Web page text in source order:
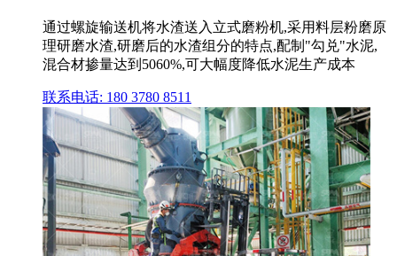
通过螺旋输送机将水渣送入立式磨粉机,采用料层粉磨原
理研磨水渣,研磨后的水渣组分的特点,配制"勾兑"水泥,
混合材掺量达到5060%,可大幅度降低水泥生产成本
联系电话: 180 3780 8511